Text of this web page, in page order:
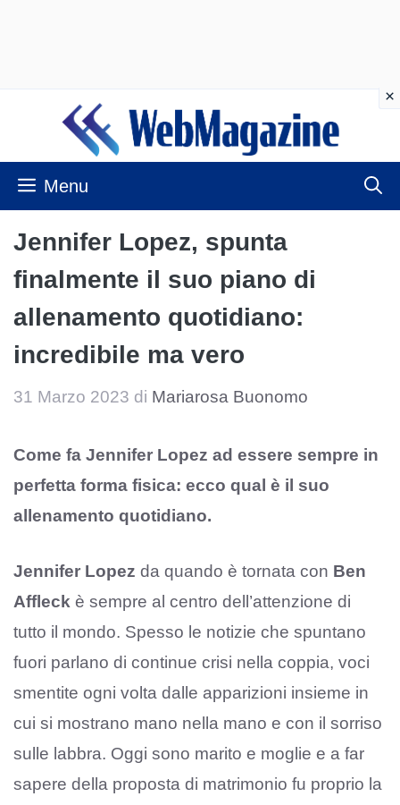
contenuto
Menu
Jennifer Lopez, spunta
finalmente il suo piano di
allenamento quotidiano:
incredibile ma vero
31 Marzo 2023 di Mariarosa Buonomo
Come fa Jennifer Lopez ad essere sempre in
perfetta forma fisica: ecco qual è il suo
allenamento quotidiano.
Jennifer Lopez da quando è tornata con Ben
Affleck è sempre al centro dell’attenzione di
tutto il mondo. Spesso le notizie che spuntano
fuori parlano di continue crisi nella coppia, voci
smentite ogni volta dalle apparizioni insieme in
cui si mostrano mano nella mano e con il sorriso
sulle labbra. Oggi sono marito e moglie e a far
sapere della proposta di matrimonio fu proprio la